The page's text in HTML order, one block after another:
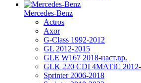
Mercedes-Benz
Actros
Axor
G-Class 1992-2012
GL 2012-2015
GLE W167 2018-наст.вр.
GLK 220 CDI 4MATIC
Sprinter 2006-2018